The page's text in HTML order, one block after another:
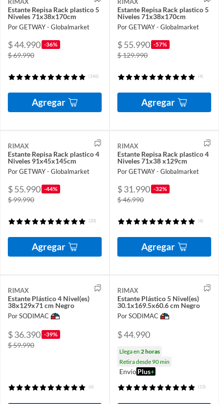
Estante Repisa Rack plastico 5
Niveles 71x38x170cm
Por GETWAY - Globalmarket
$ 44.990 -36%
$ 69.990
(146)
Agregar
Estante Repisa Rack plastico 5
Niveles 71x38x170cm
Por GETWAY - Globalmarket
$ 55.990 -57%
$ 129.990
(4)
Agregar
RIMAX
Estante Repisa Rack plastico 4
Niveles 91x45x145cm
Por GETWAY - Globalmarket
$ 55.990 -44%
$ 99.990
(20)
Agregar
RIMAX
Estante Repisa Rack plastico 4
Niveles 71x38 x129cm
Por GETWAY - Globalmarket
$ 31.990 -32%
$ 46.990
(6)
Agregar
RIMAX
Estante Plástico 4 Nivel(es)
38x129x71 cm Negro
Por SODIMAC
$ 36.390 -39%
$ 59.990
(6)
RIMAX
Estante Plástico 5 Nivel(es)
30.1x169.5x60.6 cm Negro
Por SODIMAC
$ 44.990
Llega en 2 horas
Retira desde 90 min
EnvíoPlus+
(13)